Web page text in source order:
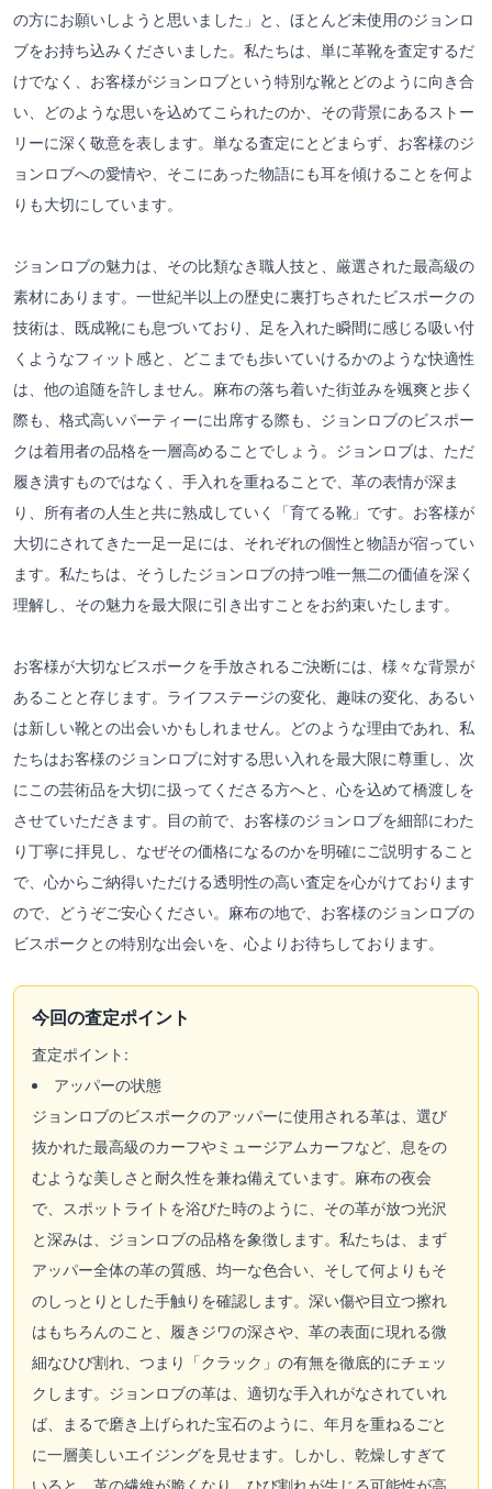
の方にお願いしようと思いました」と、ほとんど未使用のジョンロ
ブをお持ち込みくださいました。私たちは、単に革靴を査定するだ
けでなく、お客様がジョンロブという特別な靴とどのように向き合
い、どのような思いを込めてこられたのか、その背景にあるストー
リーに深く敬意を表します。単なる査定にとどまらず、お客様のジ
ョンロブへの愛情や、そこにあった物語にも耳を傾けることを何よ
りも大切にしています。
ジョンロブの魅力は、その比類なき職人技と、厳選された最高級の
素材にあります。一世紀半以上の歴史に裏打ちされたビスポークの
技術は、既成靴にも息づいており、足を入れた瞬間に感じる吸い付
くようなフィット感と、どこまでも歩いていけるかのような快適性
は、他の追随を許しません。麻布の落ち着いた街並みを颯爽と歩く
際も、格式高いパーティーに出席する際も、ジョンロブのビスポー
クは着用者の品格を一層高めることでしょう。ジョンロブは、ただ
履き潰すものではなく、手入れを重ねることで、革の表情が深ま
り、所有者の人生と共に熟成していく「育てる靴」です。お客様が
大切にされてきた一足一足には、それぞれの個性と物語が宿ってい
ます。私たちは、そうしたジョンロブの持つ唯一無二の価値を深く
理解し、その魅力を最大限に引き出すことをお約束いたします。
お客様が大切なビスポークを手放されるご決断には、様々な背景が
あることと存じます。ライフステージの変化、趣味の変化、あるい
は新しい靴との出会いかもしれません。どのような理由であれ、私
たちはお客様のジョンロブに対する思い入れを最大限に尊重し、次
にこの芸術品を大切に扱ってくださる方へと、心を込めて橋渡しを
させていただきます。目の前で、お客様のジョンロブを細部にわた
り丁寧に拝見し、なぜその価格になるのかを明確にご説明すること
で、心からご納得いただける透明性の高い査定を心がけております
ので、どうぞご安心ください。麻布の地で、お客様のジョンロブの
ビスポークとの特別な出会いを、心よりお待ちしております。
今回の査定ポイント
査定ポイント:
アッパーの状態
ジョンロブのビスポークのアッパーに使用される革は、選び
抜かれた最高級のカーフやミュージアムカーフなど、息をの
むような美しさと耐久性を兼ね備えています。麻布の夜会
で、スポットライトを浴びた時のように、その革が放つ光沢
と深みは、ジョンロブの品格を象徴します。私たちは、まず
アッパー全体の革の質感、均一な色合い、そして何よりもそ
のしっとりとした手触りを確認します。深い傷や目立つ擦れ
はもちろんのこと、履きジワの深さや、革の表面に現れる微
細なひび割れ、つまり「クラック」の有無を徹底的にチェッ
クします。ジョンロブの革は、適切な手入れがなされていれ
ば、まるで磨き上げられた宝石のように、年月を重ねるごと
に一層美しいエイジングを見せます。しかし、乾燥しすぎて
いると、革の繊維が脆くなり、ひび割れが生じる可能性が高